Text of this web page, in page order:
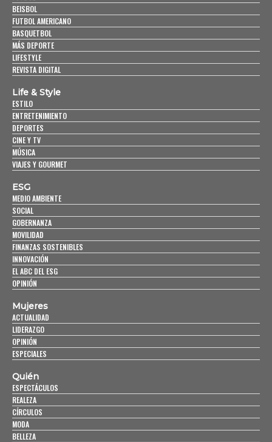
BEISBOL
FUTBOL AMERICANO
BASQUETBOL
MÁS DEPORTE
LIFESTYLE
REVISTA DIGITAL
Life & Style
ESTILO
ENTRETENIMIENTO
DEPORTES
CINE Y TV
MÚSICA
VIAJES Y GOURMET
ESG
MEDIO AMBIENTE
SOCIAL
GOBERNANZA
MOVILIDAD
FINANZAS SOSTENIBLES
INNOVACIÓN
EL ABC DEL ESG
OPINIÓN
Mujeres
ACTUALIDAD
LIDERAZGO
OPINIÓN
ESPECIALES
Quién
ESPECTÁCULOS
REALEZA
CÍRCULOS
MODA
BELLEZA